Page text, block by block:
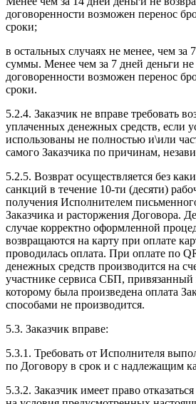
договоренности возможен перенос
сроки;
в остальных случаях не менее, чем
суммы. Менее чем за 7 дней деньги
договоренности возможен перенос
сроки.
5.2.4. Заказчик не вправе требовать
уплаченных денежных средств, если
использованы не полностью и\или
самого Заказчика по причинам,
5.2.5. Возврат осуществляется без
санкций в течение 10-ти (десяти)
получения Исполнителем
Заказчика и расторжения Договора.
случае корректно оформленной
возвращаются на карту при оплате
проводилась оплата. При оплате по
денежных средств производится на
участнике сервиса СБП,
которому была произведена оплата
способами не производится.
5.3. Заказчик вправе:
5.3.1. Требовать от Исполнителя
по Договору в срок и с надлежащим
5.3.2. Заказчик имеет право